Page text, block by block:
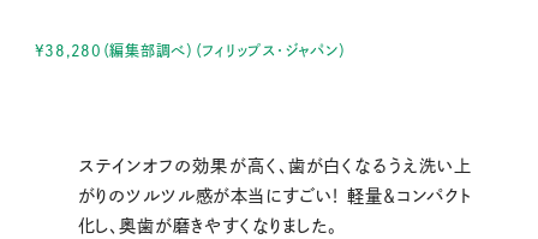
¥38,280（編集部調べ）（フィリップス・ジャパン）
ステインオフの効果が高く、歯が白くなるうえ洗い上
がりのツルツル感が本当にすごい！ 軽量＆コンパクト
化し、奥歯が磨きやすくなりました。